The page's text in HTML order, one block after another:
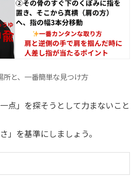
と、一番簡単な見つけ方
点」を探そうとして力まないこと
」を基準にしましょう。